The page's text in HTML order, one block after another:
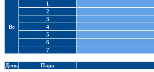
Вс
1
2
3
4
5
6
7
День Пара